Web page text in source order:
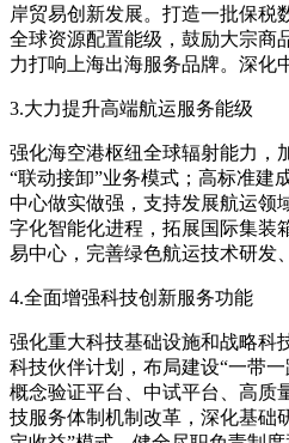
岸贸易创新发展。打造一批保税
全球资源配置能级，鼓励大宗商
力打响上海出海服务品牌。深化
3.大力提升高端航运服务能级
强化海空港枢纽全球辐射能力，
“联动接卸”业务模式；高标准建
中心做实做强，支持发展航运领
字化智能化进程，拓展国际集装
易中心，完善绿色航运技术研发
4.全面增强科技创新服务功能
强化重大科技基础设施和战略科
科技伙伴计划，布局建设“一带
概念验证平台、中试平台、高质
技服务体制机制改革，深化基础